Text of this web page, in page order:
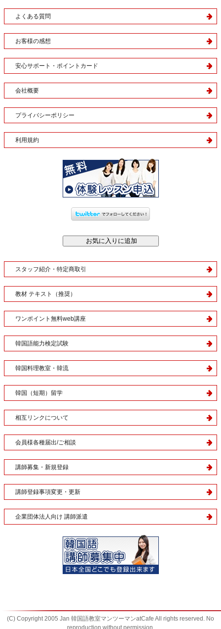
よくある質問
お客様の感想
安心サポート・ポイントカード
会社概要
プライバシーポリシー
利用規約
スタッフ紹介・特定商取引
教材 テキスト（推奨）
ワンポイント無料web講座
韓国語能力検定試験
韓国料理教室・韓流
韓国（短期）留学
相互リンクについて
会員様各種届出/ご相談
講師募集・新規登録
講師登録事項変更・更新
企業団体法人向け 講師派遣
(C) Copyright 2005 Jan 韓国語教室マンツーマンatCafe All rights reserved. No
reproduction without permission.